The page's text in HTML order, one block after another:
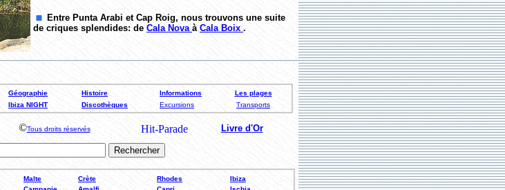
Entre Punta Arabi et Cap Roig, nous trouvons une suite
de criques splendides: de Cala Nova à Cala Boix .
Géographie Histoire Informations
Les plages
Ibiza NIGHT Discothèques Excursions Transports
©Tous droits réservés Livre d'Or
Malte Crète Rhodes
Ibiza